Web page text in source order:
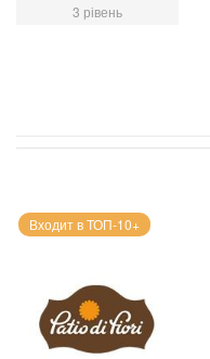
3 рівень
Входит в ТОП-10+